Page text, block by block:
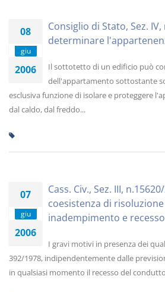
08
giu
2006
Consiglio di Stato, Sez.
determinare
Il sottotetto di un edificio può
dell'appartamento sottostante
esclusiva funzione di isolare e proteggere
dal caldo, dal freddo...
07
giu
2006
Cass. Civ., Sez. III,
coesistenza di
inadempimento e
I gravi motivi in presenza dei
392/1978, indipendentemente dalle
in qualsiasi momento il recesso del